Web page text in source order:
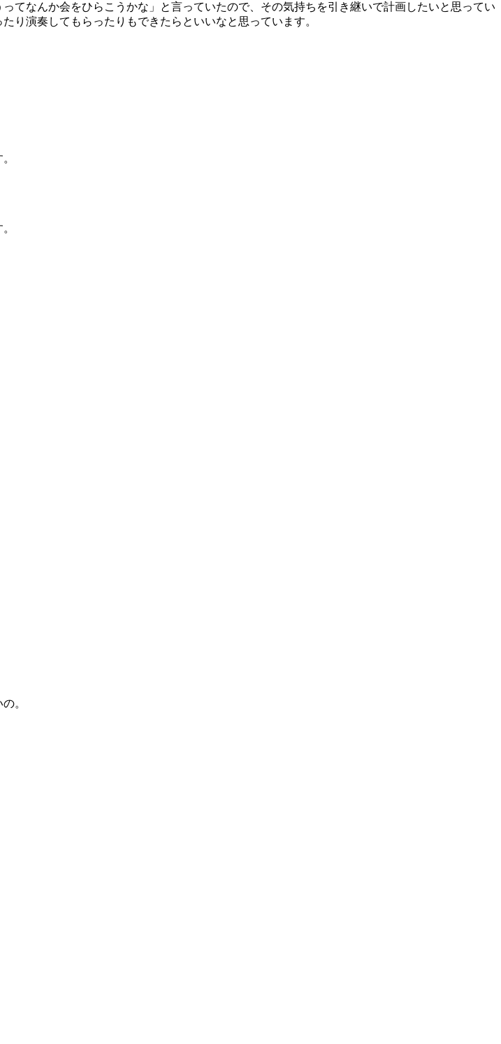
てなんか会をひらこうかな」と言っていたので、その気持ちを引き継いで計画したいと思ってい
り演奏してもらったりもできたらといいなと思っています。
。